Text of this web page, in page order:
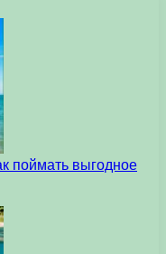
поймать выгодное